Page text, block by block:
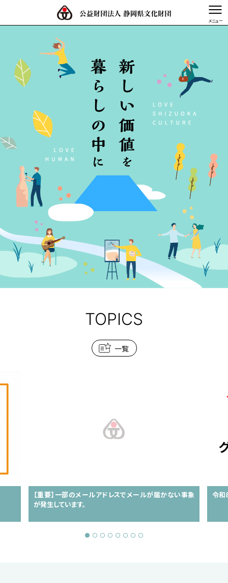
TOP
静岡県文化財団とは
事業内容
TOPICS
一覧
【重要】一部のメールアドレスでメールが届かない事象
が発生しています。
令和